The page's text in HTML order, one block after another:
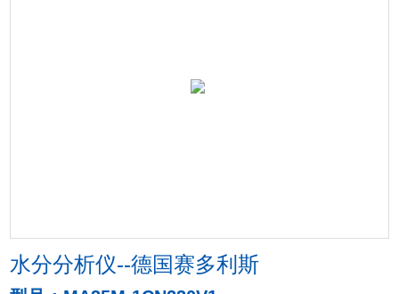
水分分析仪--德国赛多利斯